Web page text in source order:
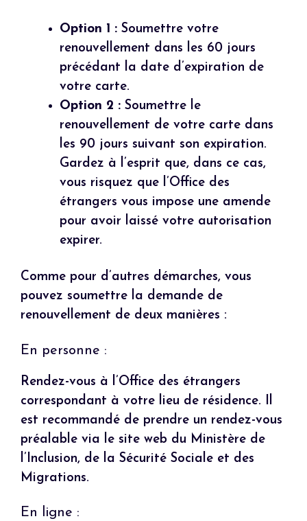
Option 1 : Soumettre votre
renouvellement dans les 60 jours
précédant la date d’expiration de
votre carte.
Option 2 : Soumettre le
renouvellement de votre carte dans
les 90 jours suivant son expiration.
Gardez à l’esprit que, dans ce cas,
vous risquez que l’Office des
étrangers vous impose une amende
pour avoir laissé votre autorisation
expirer.
Comme pour d’autres démarches, vous
pouvez soumettre la demande de
renouvellement de deux manières :
En personne :
Rendez-vous à l’Office des étrangers
correspondant à votre lieu de résidence. Il
est recommandé de prendre un rendez-vous
préalable via le site web du Ministère de
l’Inclusion, de la Sécurité Sociale et des
Migrations.
En ligne :